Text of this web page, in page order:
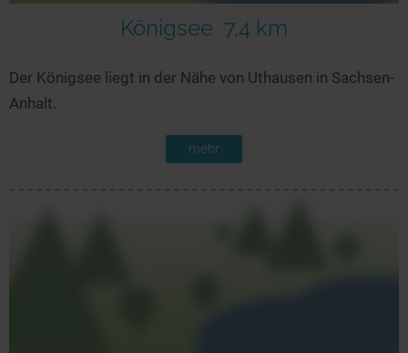
Königsee 7,4 km
Der Königsee liegt in der Nähe von Uthausen in Sachsen-
Anhalt.
mehr